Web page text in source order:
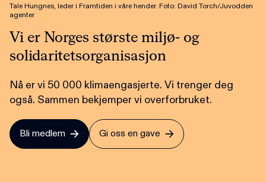
Tale Hungnes, leder i Framtiden i våre hender. Foto: David Torch/Juvodden
agenter
Vi er Norges største miljø- og
solidaritetsorganisasjon
Nå er vi 50 000 klimaengasjerte. Vi trenger deg
også. Sammen bekjemper vi overforbruket.
Bli medlem Gi oss en gave